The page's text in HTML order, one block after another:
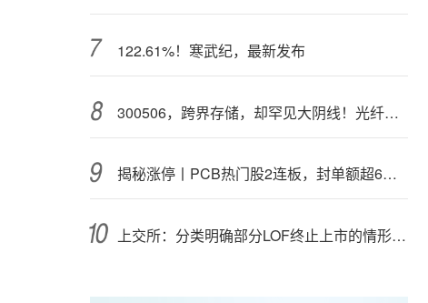
122.61%！寒武纪，最新发布
300506，跨界存储，却罕见大阴线！光纤需求激增，稀土细分原料，火了
揭秘涨停丨PCB热门股2连板，封单额超6亿元
上交所：分类明确部分LOF终止上市的情形和程序